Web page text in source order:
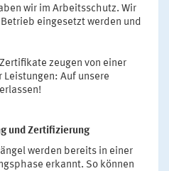
wir im Arbeitsschutz. Wir
eingesetzt werden und
zeugen von einer
Leistungen: Auf unsere
und Zertifizierung
werden bereits in einer
erkannt. So können